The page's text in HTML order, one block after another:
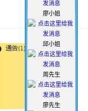
廖小姐
邱小姐
周先生
廖先生